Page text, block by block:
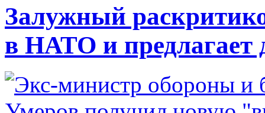
Залужный
в НАТО и предлагает